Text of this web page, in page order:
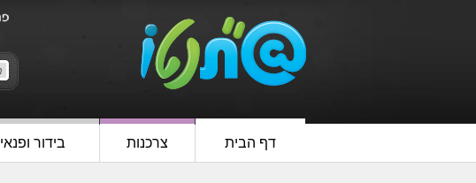
דף הבית צרכנות בידור ופנאי